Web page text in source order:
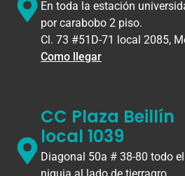
En toda la estación
por carabobo 2 piso.
Cl. 73 #51D-71 local 2085,
Como llegar
CC Plaza Beillín
local 1039
Diagonal 50a # 38-80 todo